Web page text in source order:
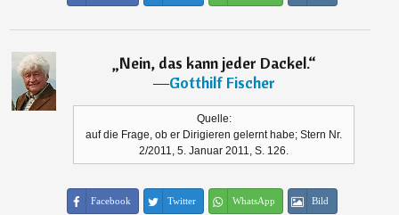
„Nein, das kann jeder Dackel.“
―Gotthilf Fischer
Quelle:
auf die Frage, ob er Dirigieren gelernt habe; Stern Nr.
2/2011, 5. Januar 2011, S. 126.
Facebook Twitter WhatsApp Bild